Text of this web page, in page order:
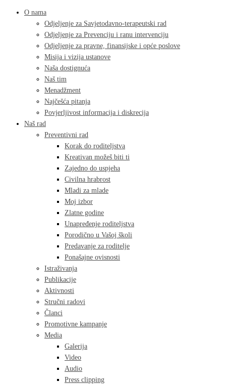
O nama
Odjeljenje za Savjetodavno-terapeutski rad
Odjeljenje za Prevenciju i ranu intervenciju
Odjeljenje za pravne, finansijske i opće poslove
Misija i vizija ustanove
Naša dostignuća
Naš tim
Menadžment
Najčešća pitanja
Povjerljivost informacija i diskrecija
Naš rad
Preventivni rad
Korak do roditeljstva
Kreativan možeš biti ti
Zajedno do uspjeha
Civilna hrabrost
Mladi za mlade
Moj izbor
Zlatne godine
Unapređenje roditeljstva
Porodično u Vašoj školi
Predavanje za roditelje
Ponašajne ovisnosti
Istraživanja
Publikacije
Aktivnosti
Stručni radovi
Članci
Promotivne kampanje
Media
Galerija
Video
Audio
Press clipping